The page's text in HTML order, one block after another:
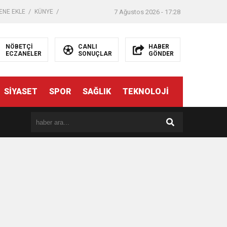
EKLE KÜNYE 7 Ağustos 2026 - 17:28
NÖBETÇİ
ECZANELER
CANLI
SONUÇLAR
HABER
GÖNDER
SİYASET SPOR SAĞLIK TEKNOLOJİ